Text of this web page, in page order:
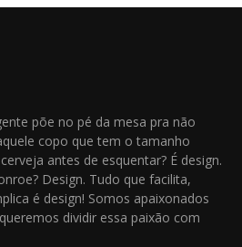
põe no pé da mesa pra não
copo que tem o tamanho
antes de esquentar? É design.
Design. Tudo que facilita,
é design! Somos apaixonados
dividir essa paixão com